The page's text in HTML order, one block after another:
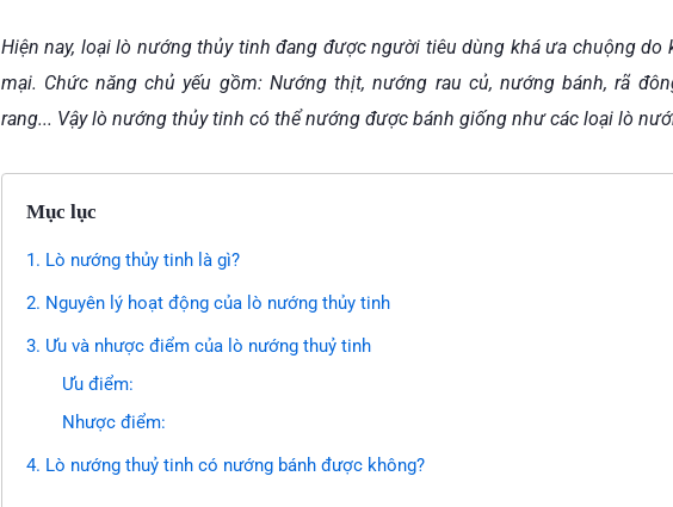
Hiện nay, loại lò nướng thủy tinh đang được người tiêu dùng khá ưa chuộng do
mại. Chức năng chủ yếu gồm: Nướng thịt, nướng rau củ, nướng bánh, rã
rang... Vậy lò nướng thủy tinh có thể nướng được bánh giống như các loại lò
Mục lục
1. Lò nướng thủy tinh là gì?
2. Nguyên lý hoạt động của lò nướng thủy tinh
3. Ưu và nhược điểm của lò nướng thuỷ tinh
Ưu điểm:
Nhược điểm:
4. Lò nướng thuỷ tinh có nướng bánh được không?